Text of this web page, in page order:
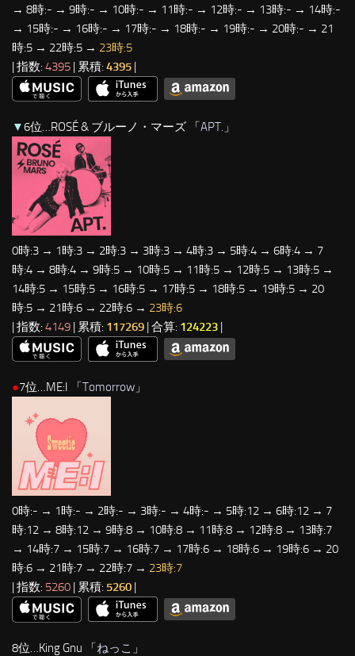
→ 8時:- → 9時:- → 10時:- → 11時:- → 12時:- → 13時:- → 14時:-
→ 15時:- → 16時:- → 17時:- → 18時:- → 19時:- → 20時:- → 21
時:5 → 22時:5 → 23時:5
| 指数: 4395 | 累積: 4395 |
▼6位…ROSÉ & ブルーノ・マーズ 「APT. 」
0時:3 → 1時:3 → 2時:3 → 3時:3 → 4時:3 → 5時:4 → 6時:4 → 7
時:4 → 8時:4 → 9時:5 → 10時:5 → 11時:5 → 12時:5 → 13時:5 →
14時:5 → 15時:5 → 16時:5 → 17時:5 → 18時:5 → 19時:5 → 20
時:5 → 21時:6 → 22時:6 → 23時:6
| 指数: 4149 | 累積: 117269 | 合算: 124223 |
●7位…ME:I 「 Tomorrow 」
0時:- → 1時:- → 2時:- → 3時:- → 4時:- → 5時:12 → 6時:12 → 7
時:12 → 8時:12 → 9時:8 → 10時:8 → 11時:8 → 12時:8 → 13時:7
→ 14時:7 → 15時:7 → 16時:7 → 17時:6 → 18時:6 → 19時:6 → 20
時:6 → 21時:7 → 22時:7 → 23時:7
| 指数: 5260 | 累積: 5260
8位…King Gnu 「ねっこ 」